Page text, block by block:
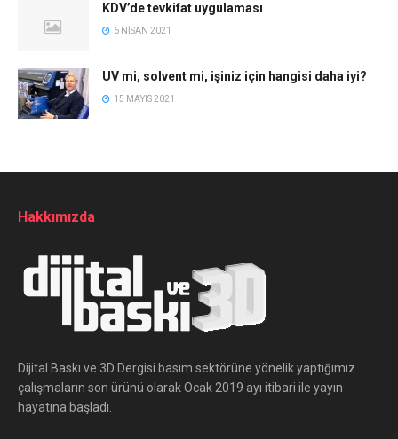
KDV’de tevkifat uygulaması
6 NISAN 2021
UV mi, solvent mi, işiniz için hangisi daha iyi?
15 MAYIS 2021
Hakkımızda
Dijital Baskı ve 3D Dergisi basım sektörüne yönelik yaptığımız
çalışmaların son ürünü olarak Ocak 2019 ayı itibari ile yayın
hayatına başladı.